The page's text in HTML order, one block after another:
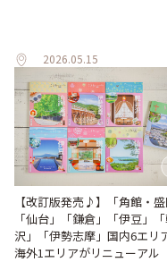
2026.05.15
【改訂版発売♪】「角館・盛
「仙台」「鎌倉」「伊豆」
沢」「伊勢志摩」国内6エリ
海外1エリアがリニューアル